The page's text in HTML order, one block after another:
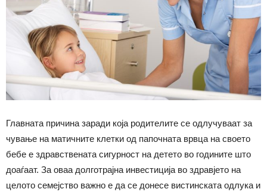
Главната причина заради која родителите се одлучуваат за
чување на матичните клетки од папочната врвца на своето
бебе е здравствената сигурност на детето во годините што
доаѓаат. За оваа долготрајна инвестиција во здравјето на
целото семејство важно е да се донесе вистинската одлука и